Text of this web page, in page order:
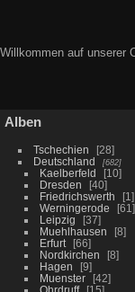
Willkommen auf unserer
Alben
Tschechien
28
Deutschland
682
Kaelberfeld
10
Dresden
40
Friedrichswerth
1
Werningerode
61
Leipzig
37
Muehlhausen
8
Erfurt
66
Nordkirchen
8
Hagen
9
Muenster
42
Ohrdruff
15